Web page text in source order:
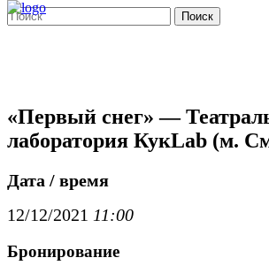
Поиск
«Первый снег» —
лаборатория КукLab (м.
Дата / время
12/12/2021 11:00
Бронирование